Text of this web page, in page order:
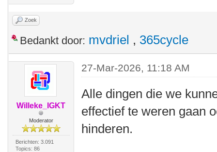
Zoek
Bedankt door: mvdriel , 365cycle
Willeke_IGKT
Moderator
Berichten: 3.091
Topics: 86
27-Mar-2026, 11:18 AM
Alle dingen die we
effectief te weren gaan
hinderen.